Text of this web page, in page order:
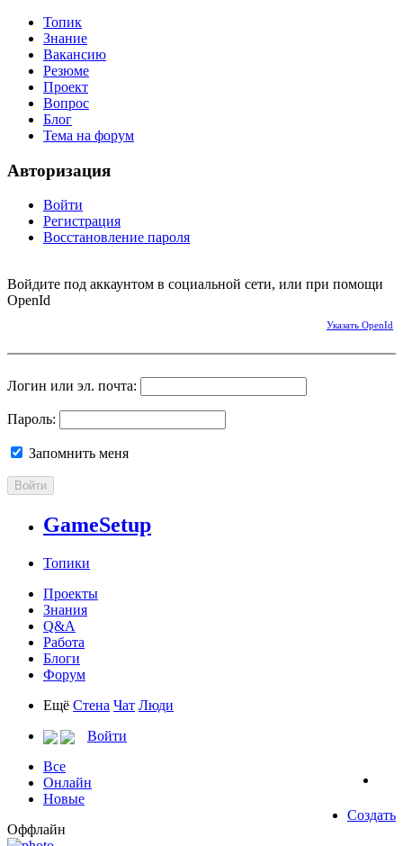
Топик
Знание
Вакансию
Резюме
Проект
Вопрос
Блог
Тема на форум
Авторизация
Войти
Регистрация
Восстановление пароля
Войдите под аккаунтом в социальной сети, или при помощи
OpenId
Указать OpenId
Логин или эл. почта:
Пароль:
Запомнить меня
Войти
GameSetup
Топики
Проекты
Знания
Q&A
Работа
Блоги
Форум
Ещё Стена Чат Люди
Войти
Все
Онлайн
Новые
Создать
Оффлайн